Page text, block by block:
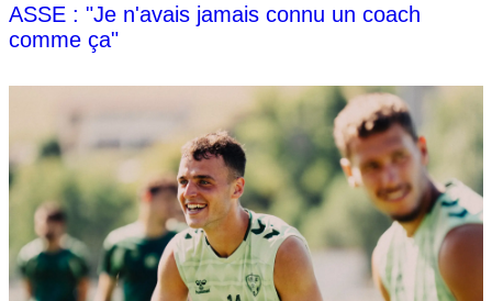
ASSE : "Je n'avais jamais connu un coach
comme ça"